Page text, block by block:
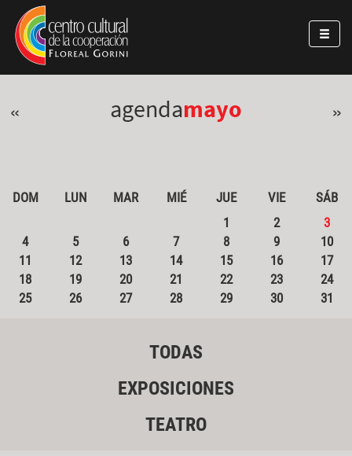
Pasar al contenido principal
Jump to main content
« agendamayo »
DOM LUN MAR MIÉ JUE VIE
SÁB
1
2
3
4
5 6 7 8 9
10
11
12 13 14 15 16
17
18
19 20 21 22 23
24
25
26 27 28 29 30 31
TODAS
EXPOSICIONES
TEATRO